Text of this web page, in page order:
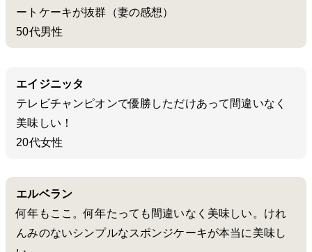
ートケーキが抜群（妻の感想）
50代男性
エイジニッタ
テレビチャンピオンで優勝しただけあって間違いなく
美味しい！
20代女性
エルベラン
何年もここ。何年たっても間違いなく美味しい。けれ
んみのないシンプルなスポンジケーキが本当に美味し